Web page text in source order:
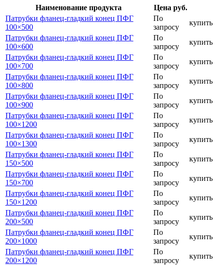
Наименование продукта
Цена руб.
Патрубки фланец-гладкий конец ПФГ
100×500
По
запросу
купить
Патрубки фланец-гладкий конец ПФГ
100×600
По
запросу
купить
Патрубки фланец-гладкий конец ПФГ
100×700
По
запросу
купить
Патрубки фланец-гладкий конец ПФГ
100×800
По
запросу
купить
Патрубки фланец-гладкий конец ПФГ
100×900
По
запросу
купить
Патрубки фланец-гладкий конец ПФГ
100×1200
По
запросу
купить
Патрубки фланец-гладкий конец ПФГ
100×1300
По
запросу
купить
Патрубки фланец-гладкий конец ПФГ
150×500
По
запросу
купить
Патрубки фланец-гладкий конец ПФГ
150×700
По
запросу
купить
Патрубки фланец-гладкий конец ПФГ
150×1200
По
запросу
купить
Патрубки фланец-гладкий конец ПФГ
200×500
По
запросу
купить
Патрубки фланец-гладкий конец ПФГ
200×1000
По
запросу
купить
Патрубки фланец-гладкий конец ПФГ
200×1200
По
запросу
купить